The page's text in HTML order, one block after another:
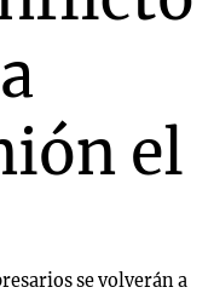
el
se volverán a